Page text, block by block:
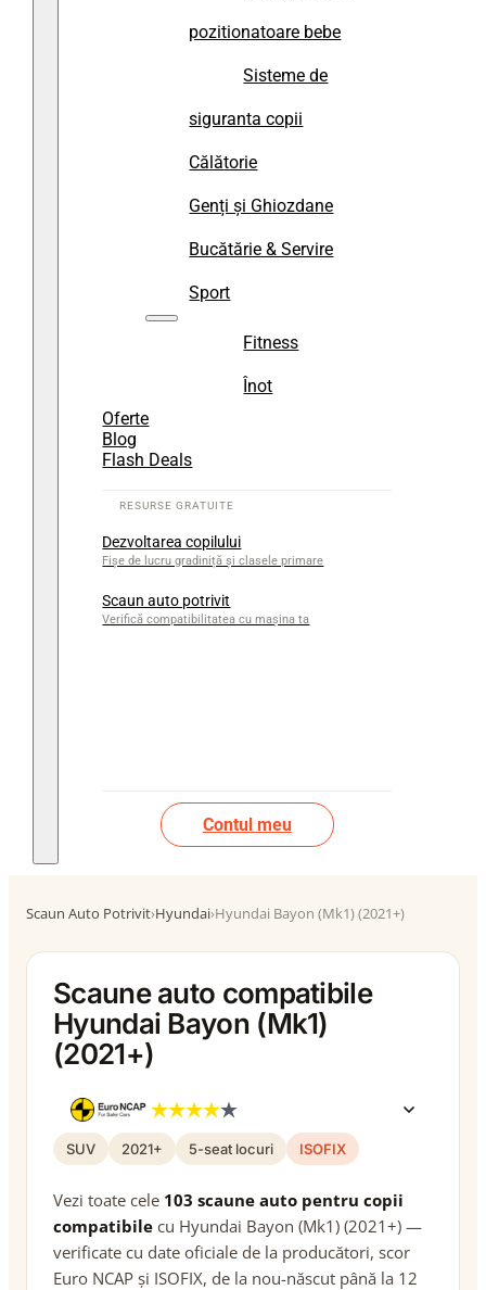
pozitionatoare bebe
Sisteme de
siguranta copii
Călătorie
Genți și Ghiozdane
Bucătărie & Servire
Sport
Fitness
Înot
Oferte
Blog
Flash Deals
Dezvoltarea copilului
Fișe de lucru gradiniță și clasele primare
Scaun auto potrivit
Verifică compatibilitatea cu mașina ta
Contul meu
Scaun Auto Potrivit›Hyundai›Hyundai Bayon (Mk1) (2021+)
Scaune auto compatibile
Hyundai Bayon (Mk1)
(2021+)
SUV 2021+ 5-seat locuri ISOFIX
Vezi toate cele 103 scaune auto pentru copii
compatibile cu Hyundai Bayon (Mk1) (2021+) —
verificate cu date oficiale de la producători, scor
Euro NCAP și ISOFIX, de la nou-născut până la 12